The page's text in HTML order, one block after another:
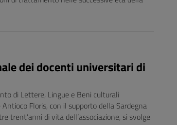
dei docenti universitari di
di Lettere, Lingue e Beni culturali
Floris, con il supporto della Sardegna
trent’anni di vita dell’associazione, si svolge